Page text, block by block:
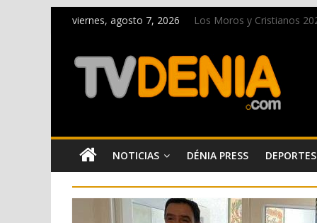
viernes, agosto 7, 2026
Los Moros y Cristianos
Paco Adsuar dona al
La Entraeta Festera llena
El XII Festival de Jazz de
NOTICIAS DÉNIA PRESS DEPORTES